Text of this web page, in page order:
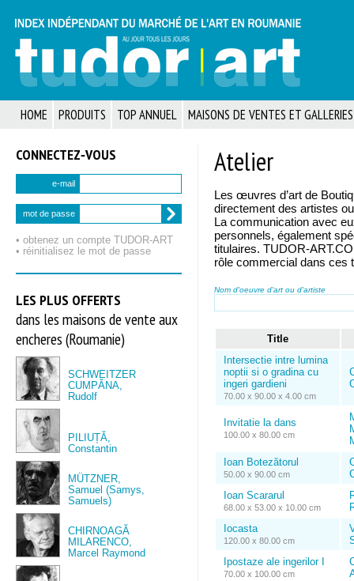
HOME PRODUITS TOP ANNUEL MAISONS DE VENTES ET GALLERIES
CONNECTEZ‑VOUS
e-mail
mot de passe
• obtenez un compte TUDOR‑ART
• réinitialisez le mot de passe
LES PLUS OFFERTS
dans les maisons de vente aux
encheres (Roumanie)
SCHWEITZER
CUMPĂNA,
Rudolf
PILIUȚĂ,
Constantin
MÜTZNER,
Samuel (Samys,
Samuels)
CHIRNOAGĂ
MILARENCO,
Marcel Raymond
Atelier
Les œuvres d’art de
directement des artistes
La communication avec
personnels, également
titulaires. TUDOR-
rôle commercial dans ces
Nom d'oeuvre d'art ou d'artiste
Title
Intersectie intre lumina
noptii si o gradina cu
ingeri gardieni
70.00 x 90.00 x 4.00 cm
Invitatie la dans
100.00 x 80.00 cm
Ioan Botezătorul
50.00 x 90.00 cm
Ioan Scararul
68.00 x 53.00 x 10.00 cm
Iocasta
120.00 x 80.00 cm
Ipostaze ale ingerilor I
70.00 x 100.00 cm